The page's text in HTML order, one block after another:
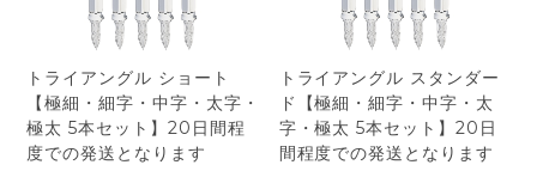
トライアングル ショート
【極細・細字・中字・太字・
極太 5本セット】20日間程
度での発送となります
トライアングル スタンダー
ド【極細・細字・中字・太
字・極太 5本セット】20日
間程度での発送となります